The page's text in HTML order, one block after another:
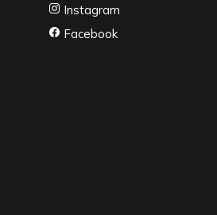
Instagram
Facebook